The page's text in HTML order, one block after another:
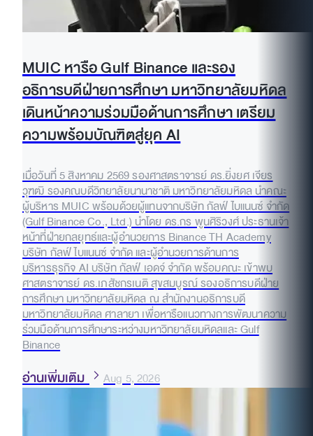
MUIC หารือ Gulf Binance และรอง
อธิการบดีฝ่ายการศึกษา มหาวิทยาลัยมหิดล
เดินหน้าความร่วมมือด้านการศึกษา เตรียม
ความพร้อมบัณฑิตสู่ยุค AI
เมื่อวันที่ 5 สิงหาคม 2569 รองศาสตราจารย์ ดร.ยิ่งยศ เจียร
วุฑฒิ รองคณบดีวิทยาลัยนานาชาติ มหาวิทยาลัยมหิดล นำคณะ
ผู้บริหาร MUIC พร้อมด้วยผู้แทนจากบริษัท กัลฟ์ ไบแนนซ์ จำกัด
(Gulf Binance Co., Ltd.) นำโดย ดร.กร พูนศิริวงศ์ ประธานเจ้า
หน้าที่ฝ่ายกลยุทธ์และผู้อำนวยการ Binance TH Academy
บริษัท กัลฟ์ ไบแนนซ์ จำกัด และผู้อำนวยการด้านการ
บริหารธุรกิจ AI บริษัท กัลฟ์ เอดจ์ จำกัด พร้อมคณะ เข้าพบ
ศาสตราจารย์ ดร.เภสัชกรเนติ สุขสมบูรณ์ รองอธิการบดีฝ่าย
การศึกษา มหาวิทยาลัยมหิดล ณ สำนักงานอธิการบดี
มหาวิทยาลัยมหิดล ศาลายา เพื่อหารือแนวทางการพัฒนาความ
ร่วมมือด้านการศึกษาระหว่างมหาวิทยาลัยมหิดลและ Gulf
Binance
อ่านเพิ่มเติม Aug 5, 2026